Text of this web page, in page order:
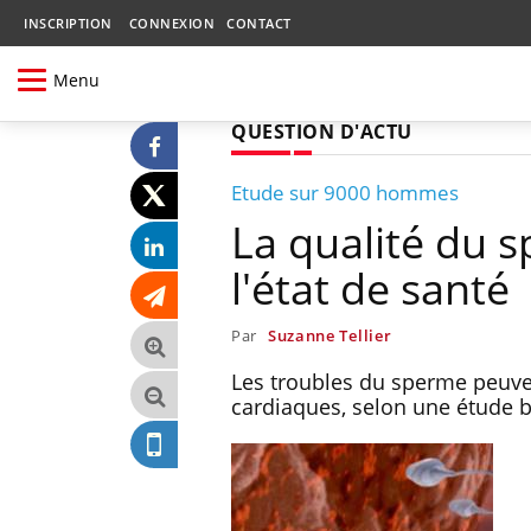
INSCRIPTION CONNEXION CONTACT
Menu
QUESTION D'ACTU
Etude sur 9000 hommes
La qualité du
l'état de santé
Par Suzanne Tellier
Les troubles du sperme
cardiaques, selon une étude